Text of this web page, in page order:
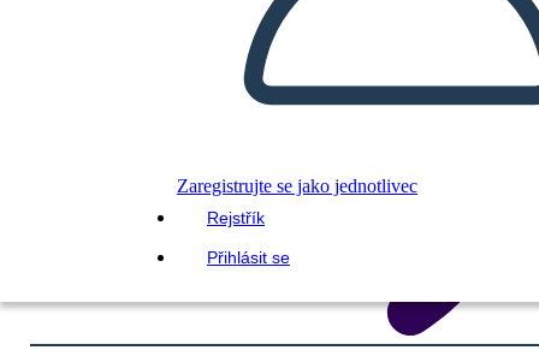
Zaregistrujte se jako jednotlivec
Rejstřík
Přihlásit se